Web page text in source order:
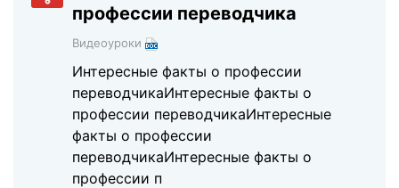
профессии переводчика
Видеоуроки
Интересные факты о профессии
переводчикаИнтересные факты о
профессии переводчикаИнтересные
факты о профессии
переводчикаИнтересные факты о
профессии п